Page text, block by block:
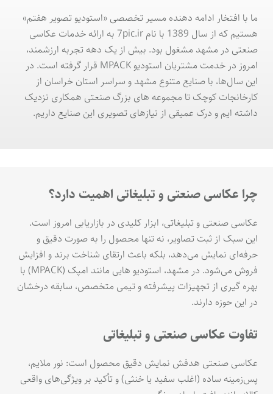
ما با افتخار ادامه دهنده مسیر تخصصی «استودیو تصویر هفتم»
هستیم که از سال 1389 با نام 7pic.ir به ارائه خدمات عکاسی
صنعتی در مشهد مشغول بود. بیش از یک دهه تجربه ارزشمند،
امروز در خدمت مشتریان استودیو MPACK قرار گرفته است. در
این سال‌ها، با صنایع متنوع مشهد و سراسر استان خراسان از
کارخانجات کوچک تا مجموعه های بزرگ صنعتی همکاری نزدیک
داشته ایم و درک عمیقی از نیازهای تصویری این صنایع داریم.
چرا عکاسی صنعتی و تبلیغاتی اهمیت دارد؟
عکاسی صنعتی و تبلیغاتی، ابزار کلیدی در بازاریابی امروز است.
این سبک از ثبت تصاویر، نه تنها محصول را به صورت دقیق و
حرفه‌ای نمایش می‌دهد، بلکه باعث ارتقای شناخت برند و افزایش
فروش می‌شود. در مشهد، استودیو هایی مانند امپک (MPACK) با
بهره گیری از تجهیزات پیشرفته و تیمی متخصص، سابقه درخشان
در این حوزه دارند.
تفاوت عکاسی صنعتی و تبلیغاتی
عکاسی صنعتی هدفش نمایش دقیق محصول است: نور ملایم،
پس‌زمینه ساده (اغلب سفید یا خنثی) و تأکید بر ویژگی‌های واقعی